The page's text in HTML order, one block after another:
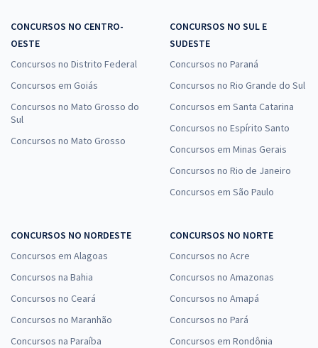
CONCURSOS NO CENTRO-
OESTE
Concursos no Distrito Federal
Concursos em Goiás
Concursos no Mato Grosso do
Sul
Concursos no Mato Grosso
CONCURSOS NO SUL E
SUDESTE
Concursos no Paraná
Concursos no Rio Grande do Sul
Concursos em Santa Catarina
Concursos no Espírito Santo
Concursos em Minas Gerais
Concursos no Rio de Janeiro
Concursos em São Paulo
CONCURSOS NO NORDESTE
Concursos em Alagoas
Concursos na Bahia
Concursos no Ceará
Concursos no Maranhão
Concursos na Paraíba
CONCURSOS NO NORTE
Concursos no Acre
Concursos no Amazonas
Concursos no Amapá
Concursos no Pará
Concursos em Rondônia